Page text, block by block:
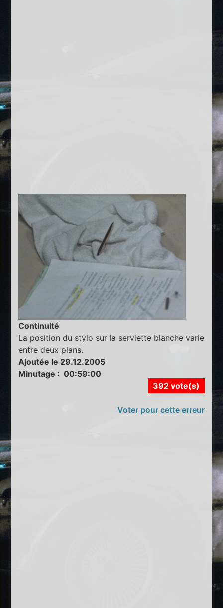
Continuité
La position du stylo sur la serviette blanche varie
entre deux plans.
Ajoutée le 29.12.2005
Minutage : 00:59:00
392 vote(s)
Voter pour cette erreur